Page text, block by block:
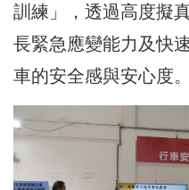
訓練」，透過高度擬
長緊急應變能力及快
車的安全感與安心度。